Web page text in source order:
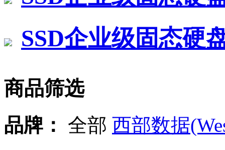
SSD企业级固态硬
商品筛选
品牌： 全部 西部数据